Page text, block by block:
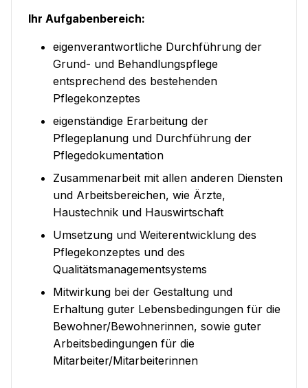
Ihr Aufgabenbereich:
eigenverantwortliche Durchführung der
Grund- und Behandlungspflege
entsprechend des bestehenden
Pflegekonzeptes
eigenständige Erarbeitung der
Pflegeplanung und Durchführung der
Pflegedokumentation
Zusammenarbeit mit allen anderen Diensten
und Arbeitsbereichen, wie Ärzte,
Haustechnik und Hauswirtschaft
Umsetzung und Weiterentwicklung des
Pflegekonzeptes und des
Qualitätsmanagementsystems
Mitwirkung bei der Gestaltung und
Erhaltung guter Lebensbedingungen für die
Bewohner/Bewohnerinnen, sowie guter
Arbeitsbedingungen für die
Mitarbeiter/Mitarbeiterinnen